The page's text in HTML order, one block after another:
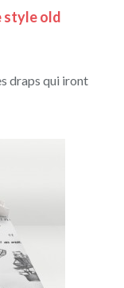
style old
draps qui iront